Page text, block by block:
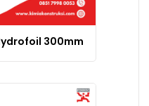
300mm